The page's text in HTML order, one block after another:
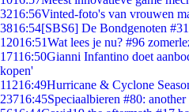
3216:56Vinted-foto's van vrouwen
3816:54[SBS6] De Bondgenoten
12016:51Wat lees je nu? #96
17116:50Gianni Infantino doet
kopen'
11216:49Hurricane & Cyclone
23716:45Speciaalbieren #80: